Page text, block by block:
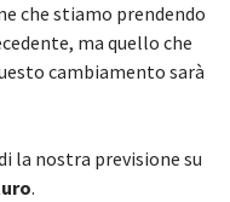
che stiamo prendendo
ma quello che
cambiamento sarà
la nostra previsione su
.